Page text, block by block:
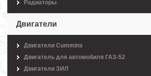
Радиаторы
Двигатели
Двигатели Cummins
Двигатель для автомобиля ГАЗ-52
Двигатели ЗИЛ